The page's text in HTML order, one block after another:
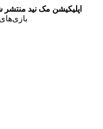
اپلیکیشن مک نید منتشر